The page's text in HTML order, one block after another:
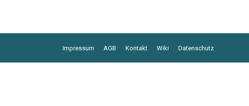
Impressum AGB Kontakt Wiki Datenschutz